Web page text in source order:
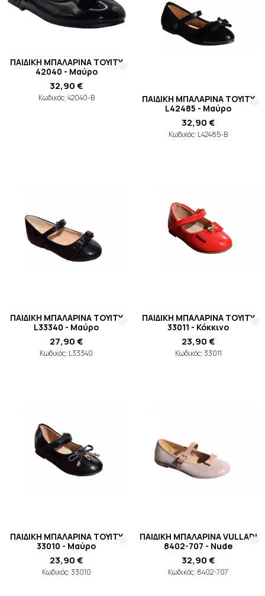
ΠΑΙΔΙΚΗ ΜΠΑΛΑΡΙΝΑ TOYITY
42040 - Μαύρο
32,90 €
Κωδικός: 42040-B
ΠΑΙΔΙΚΗ ΜΠΑΛΑΡΙΝΑ TOYITY
L42485 - Μαύρο
32,90 €
Κωδικός: L42485-B
ΠΑΙΔΙΚΗ ΜΠΑΛΑΡΙΝΑ TOYITY
L33340 - Μαύρο
27,90 €
Κωδικός: L33340
ΠΑΙΔΙΚΗ ΜΠΑΛΑΡΙΝΑ TOYITY
33011 - Κόκκινο
23,90 €
Κωδικός: 33011
ΠΑΙΔΙΚΗ ΜΠΑΛΑΡΙΝΑ TOYITY
33010 - Μαύρο
23,90 €
Κωδικός: 33010
ΠΑΙΔΙΚΗ ΜΠΑΛΑΡΙΝΑ VULLADI
8402-707 - Nude
32,90 €
Κωδικός: 8402-707